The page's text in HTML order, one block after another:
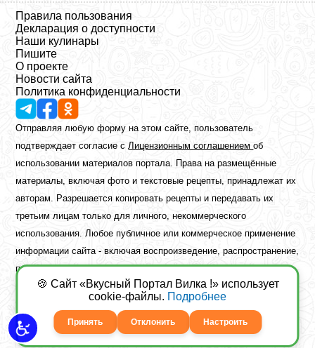
Правила пользования
Декларация о доступности
Наши кулинары
Пишите
О проекте
Новости сайта
Политика конфиденциальности
Отправляя любую форму на этом сайте, пользователь
подтверждает согласие с Лицензионным соглашениемоб
использовании материалов портала. Права на размещённые
материалы, включая фото и текстовые рецепты, принадлежат их
авторам. Разрешается копировать рецепты и передавать их
третьим лицам только для личного, некоммерческого
использования. Любое публичное или коммерческое применение
информации сайта - включая воспроизведение, распространение,
публикацию или обработку - возможно лишь при наличии
предварительного письменного разрешения правообладателя.
Copyright ©2026 Вкусный Портал Вилка
Сайт построенfreebrush.net
🍪 Сайт «Вкусный Портал Вилка !» использует
cookie-файлы. Подробнее
Принять Отклонить Настроить